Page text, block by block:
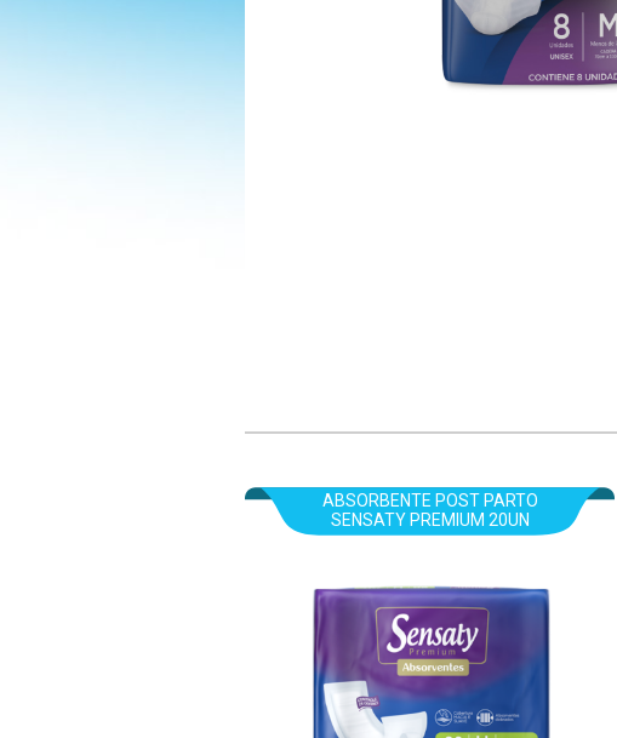
ABSORBENTE POST PARTO
SENSATY PREMIUM 20UN